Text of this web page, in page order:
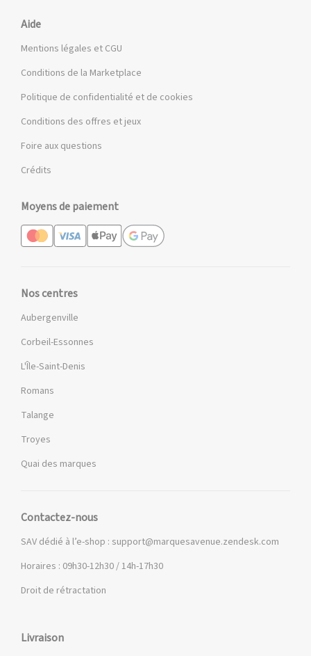
Aide
Mentions légales et CGU
Conditions de la Marketplace
Politique de confidentialité et de cookies
Conditions des offres et jeux
Foire aux questions
Crédits
Moyens de paiement
Nos centres
Aubergenville
Corbeil-Essonnes
L'Île-Saint-Denis
Romans
Talange
Troyes
Quai des marques
Contactez-nous
SAV dédié à l’e-shop : support@marquesavenue.zendesk.com
Horaires : 09h30-12h30 / 14h-17h30
Droit de rétractation
Livraison